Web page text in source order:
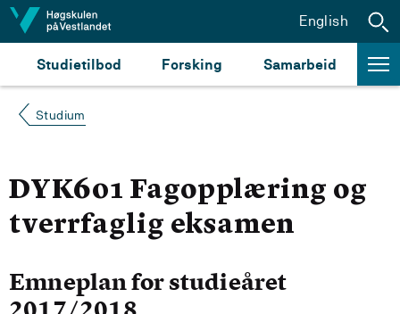
Hopp til innhald
Studietilbod Forsking Samarbeid
English
Studium
DYK601 Fagopplæring og
tverrfaglig eksamen
Emneplan for studieåret